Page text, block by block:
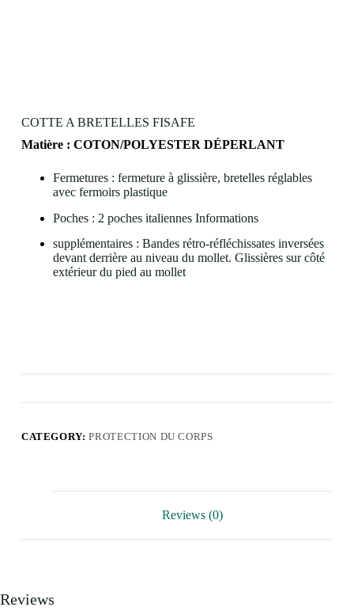
COTTE A BRETELLES FISAFE
Matière : COTON/POLYESTER DÉPERLANT
Fermetures : fermeture à glissière, bretelles réglables
avec fermoirs plastique
Poches : 2 poches italiennes Informations
supplémentaires : Bandes rétro-réfléchissates inversées
devant derrière au niveau du mollet. Glissières sur côté
extérieur du pied au mollet
CATEGORY:PROTECTION DU CORPS
Reviews (0)
Reviews